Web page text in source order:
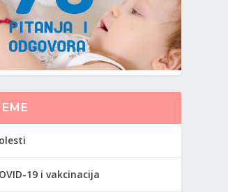
19 i vakcinacija